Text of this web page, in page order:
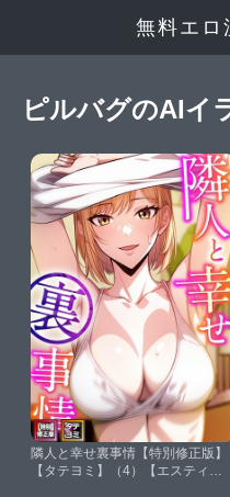
無料エロ
ピルバグのAIイ
隣人と幸せ裏事情【特別修正版】
【タテヨミ】（4）【エスティー